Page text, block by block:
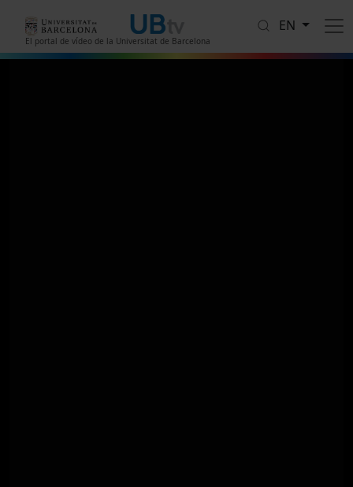
El portal de vídeo de la Universitat de Barcelona
EN